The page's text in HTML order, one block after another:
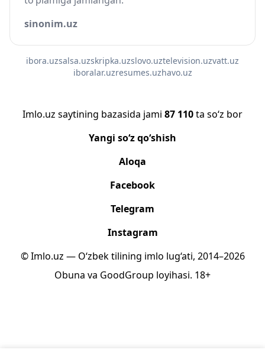
sinonim.uz
ibora.uzsalsa.uzskripka.uzslovo.uztelevision.uzvatt.uz
iboralar.uzresumes.uzhavo.uz
Imlo.uz saytining bazasida jami 87 110ta so‘z bor
Yangi so‘z qo‘shish
Aloqa
Facebook
Telegram
Instagram
© Imlo.uz — O‘zbek tilining imlo lug‘ati, 2014–2026
Obuna va GoodGroup loyihasi. 18+